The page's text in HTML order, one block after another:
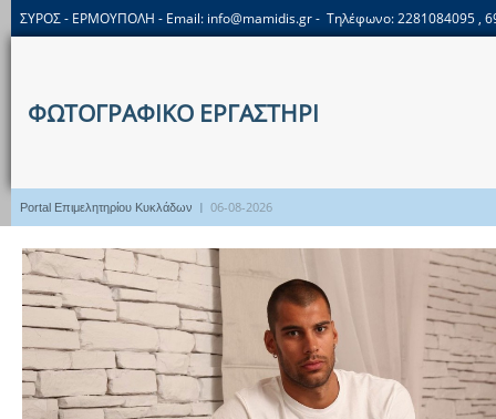
ΣΥΡΟΣ - ΕΡΜΟΥΠΟΛΗ - Email: info@mamidis.gr- Τηλέφωνο: 2281084095 ,
ΦΩΤΟΓΡΑΦΙΚΟ ΕΡΓΑΣΤΗΡΙ
Portal Επιμελητηρίου Κυκλάδων I 06-08-2026